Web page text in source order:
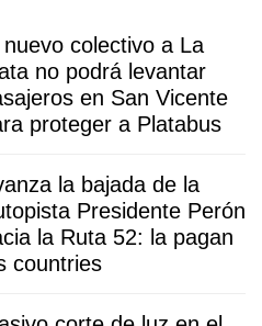
nuevo colectivo a La
no podrá levantar
en San Vicente
proteger a Platabus
la bajada de la
Presidente Perón
la Ruta 52: la pagan
countries